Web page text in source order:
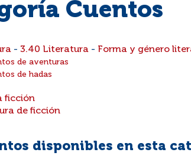
Cuentos
- 3.40 Literatura - Forma y género
de aventuras
de hadas
ficción
de ficción
disponibles en esta